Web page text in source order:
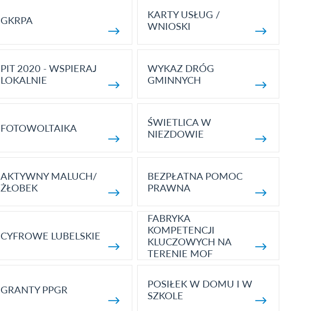
GKRPA
KARTY USŁUG /
WNIOSKI
PIT 2020 - WSPIERAJ
LOKALNIE
WYKAZ DRÓG
GMINNYCH
FOTOWOLTAIKA
ŚWIETLICA W
NIEZDOWIE
AKTYWNY MALUCH/
ŻŁOBEK
BEZPŁATNA POMOC
PRAWNA
CYFROWE LUBELSKIE
FABRYKA
KOMPETENCJI
KLUCZOWYCH NA
TERENIE MOF
GRANTY PPGR
POSIŁEK W DOMU I W
SZKOLE